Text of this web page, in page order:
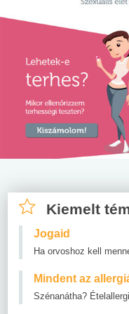
Kiemelt
Jogaid
Ha orvoshoz kell
Mindent az
Szénanátha?